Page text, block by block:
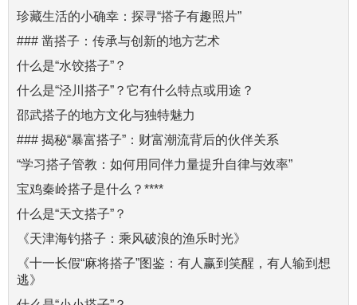
珍藏生活的小确幸：探寻“搭子有趣照片”
### 凿搭子：传承与创新的地方艺术
什么是“水饺搭子”？
什么是“泾川搭子”？它有什么特点或用途？
邵武搭子的地方文化与独特魅力
### 揭秘“暴富搭子”：财富潮流背后的伙伴关系
“学习搭子管教：如何用同伴力量提升自律与效率”
宝鸡秦岭搭子是什么？****
什么是“天文搭子”？
《天津海钓搭子：乘风破浪的渔乐时光》
《十一长假“麻将搭子”图鉴：有人赢到笑醒，有人输到想
逃》